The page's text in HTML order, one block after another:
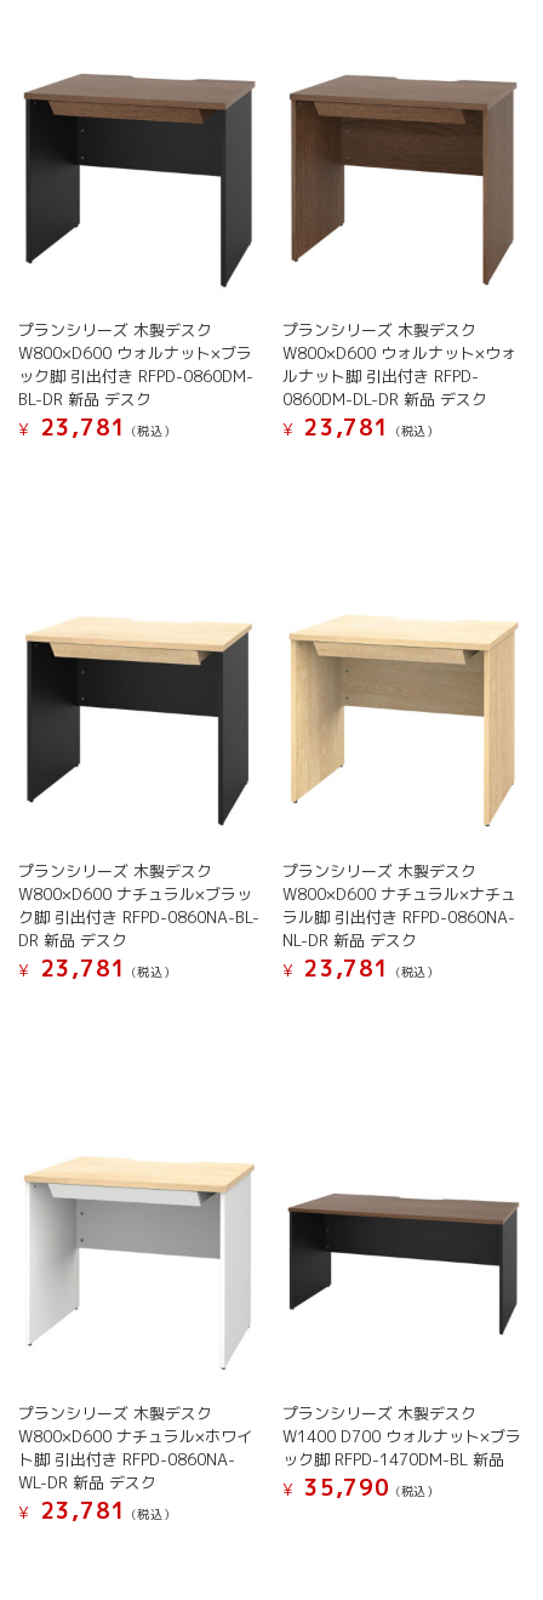
プランシリーズ 木製デスク
W800×D600 ウォルナット×ブラ
ック脚 引出付き RFPD-0860DM-
BL-DR 新品 デスク
¥
23,781 (税込）
プランシリーズ 木製デスク
W800×D600 ウォルナット×ウォ
ルナット脚 引出付き RFPD-
0860DM-DL-DR 新品 デスク
¥ 23,781 (税込）
プランシリーズ 木製デスク
W800×D600 ナチュラル×ブラッ
ク脚 引出付き RFPD-0860NA-BL-
DR 新品 デスク
¥
23,781 (税込）
プランシリーズ 木製デスク
W800×D600 ナチュラル×ナチュ
ラル脚 引出付き RFPD-0860NA-
NL-DR 新品 デスク
¥ 23,781 (税込）
プランシリーズ 木製デスク
W800×D600 ナチュラル×ホワイ
ト脚 引出付き RFPD-0860NA-
WL-DR 新品 デスク
¥
23,781 (税込）
プランシリーズ 木製デスク
W1400 D700 ウォルナット×ブラ
ック脚 RFPD-1470DM-BL 新品
¥
35,790 (税込）